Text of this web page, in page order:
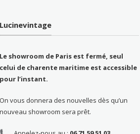
Lucinevintage
Le showroom de Paris est fermé, seul
celui de charente maritime est accessible
pour l’instant.
On vous donnera des nouvelles dès qu’un
nouveau showroom sera prêt.